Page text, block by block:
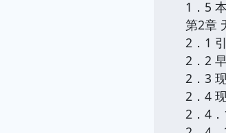
1．5
第2章
2．1
2．2
2．3
2．4
2．4